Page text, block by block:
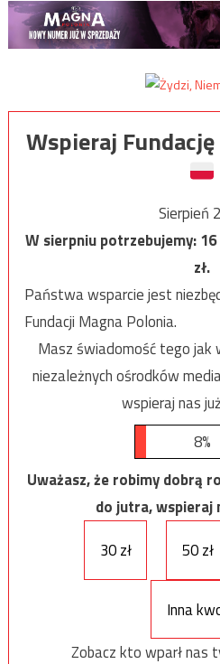
Wspieraj
Sierpień
W sierpniu potrzebujemy:
zł.
Państwa wsparcie jest
Fundacji Magna Polonia.
Masz świadomość tego
niezależnych ośrodków
wspieraj nas
8%
Uważasz, że robimy dobrą
do jutra, wspieraj
30 zł
50 zł
Inna
Zobacz kto wparł nas